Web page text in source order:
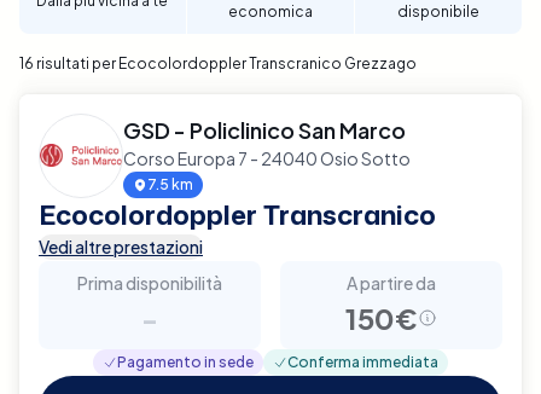
economica
disponibile
16 risultati per Ecocolordoppler Transcranico Grezzago
GSD - Policlinico San Marco
Corso Europa 7 - 24040 Osio Sotto
7.5 km
Ecocolordoppler Transcranico
Vedi altre prestazioni
Prima disponibilità
-
A partire da
150€
Pagamento in sede Conferma immediata